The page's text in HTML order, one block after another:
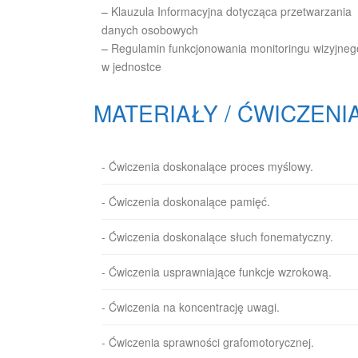
– Klauzula Informacyjna dotycząca przetwarzania
danych osobowych
– Regulamin funkcjonowania monitoringu
w jednostce
MATERIAŁY /
- Ćwiczenia doskonalące proces myślowy.
- Ćwiczenia doskonalące pamięć.
- Ćwiczenia doskonalące słuch fonematyczny.
- Ćwiczenia usprawniające funkcje wzrokową.
- Ćwiczenia na koncentrację uwagi.
- Ćwiczenia sprawności grafomotorycznej.